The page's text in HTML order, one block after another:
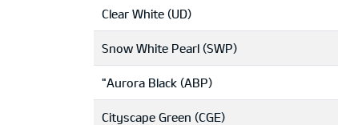
Clear White (UD)
Snow White Pearl (SWP)
"Aurora Black (ABP)
Cityscape Green (CGE)